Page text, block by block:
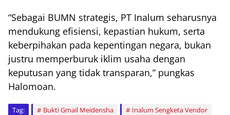
“Sebagai BUMN strategis, PT Inalum seharusnya
mendukung efisiensi, kepastian hukum, serta
keberpihakan pada kepentingan negara, bukan
justru memperburuk iklim usaha dengan
keputusan yang tidak transparan,” pungkas
Halomoan.
Tag: Bukti Gmail Meidensha
Inalum Sengketa Vendor